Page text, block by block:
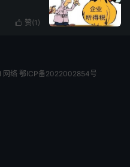
 赞(1 )
网络 鄂ICP备2022002854号